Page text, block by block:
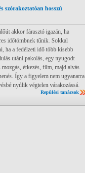
szórakoztatóan hosszú
akkor fárasztó igazán, ha
időtömbnek tűnik. Sokkal
ha a fedélzeti idő több kisebb
utáni pakolás, egy nyugodt
mozgás, étkezés, film, majd alvás
Így a figyelem nem ugyanarra
nyúlik végtelen várakozássá.
Repülési tanácsok